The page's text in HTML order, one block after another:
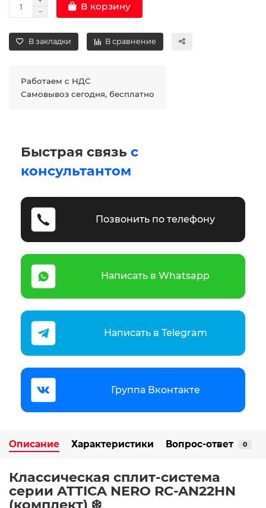
В корзину
В закладки В сравнение
Работаем с НДС
Самовывоз сегодня, бесплатно
Быстрая связь с
консультантом
Позвонить по телефону
Написать в Whatsapp
Написать в Telegram
Группа Вконтакте
Описание Характеристики Вопрос-ответ 0
Классическая сплит-система
серии ATTICA NERO RC-AN22HN
(комплект) ️❄️